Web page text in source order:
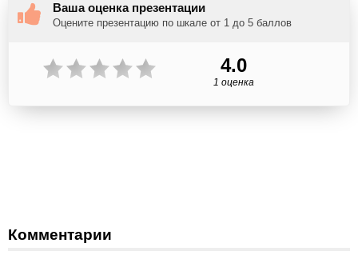
Ваша оценка презентации
Оцените презентацию по шкале от 1 до 5 баллов
4.0
1 оценка
Комментарии